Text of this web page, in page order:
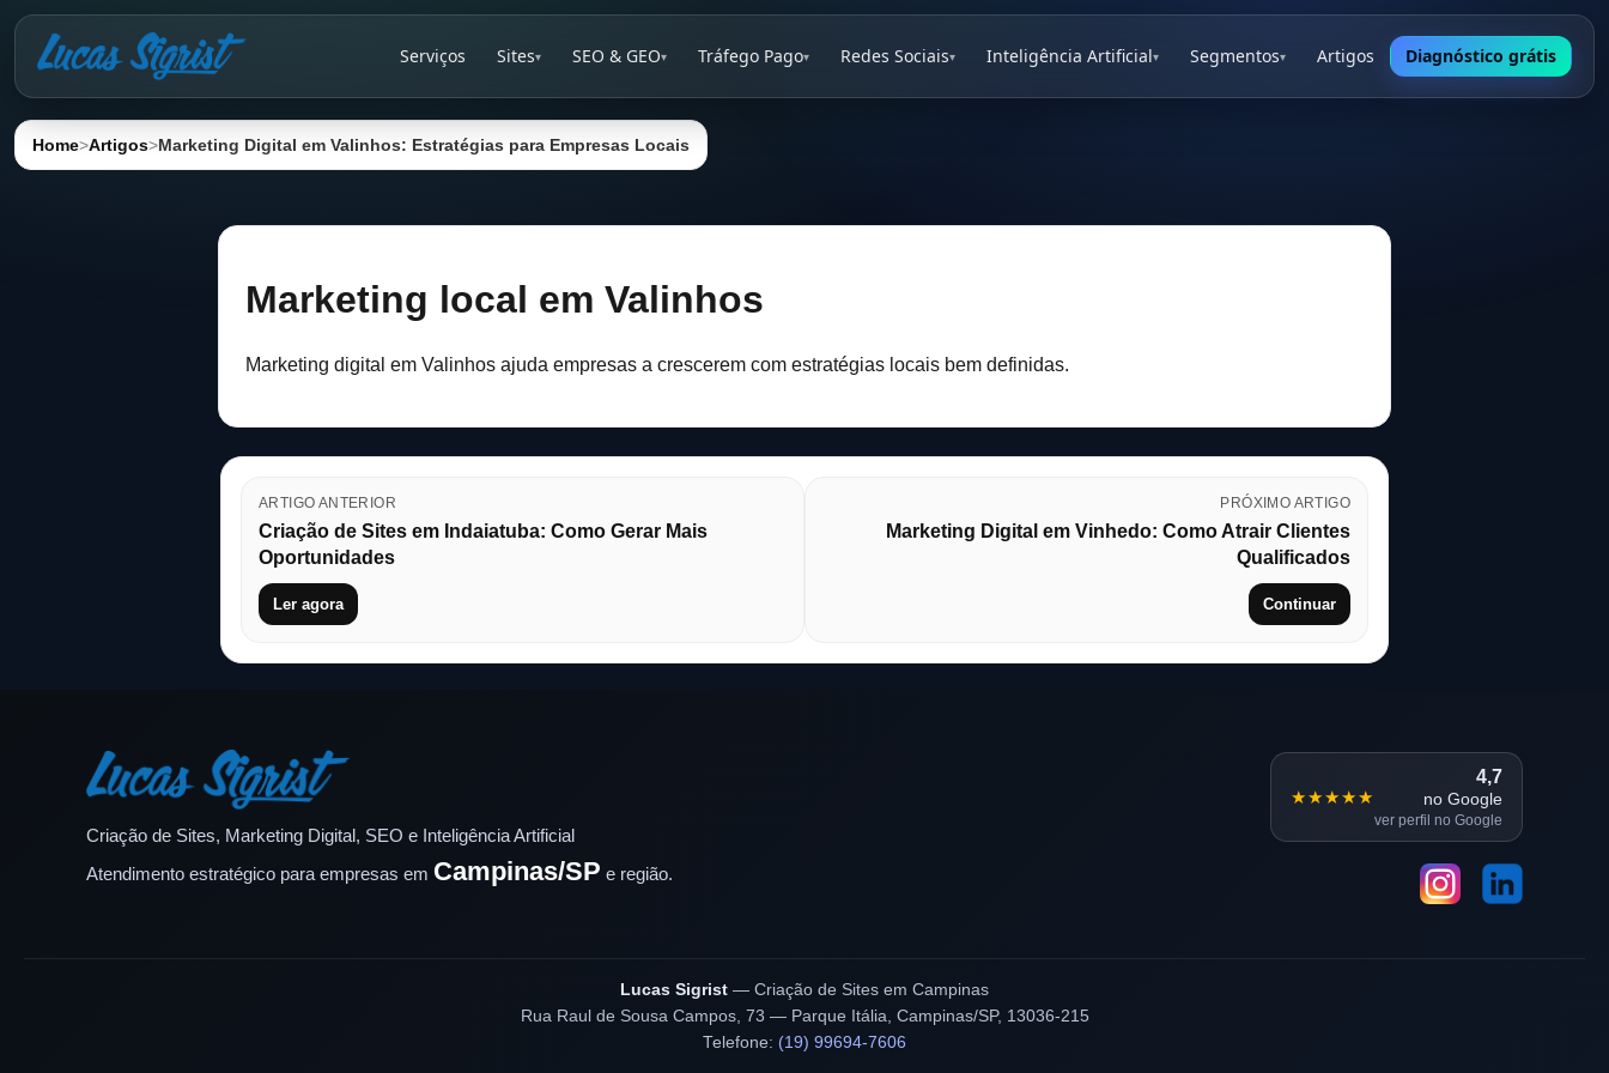
Serviços Sites▾ SEO & GEO▾ Tráfego Pago▾ Redes Sociais▾ Inteligência Artificial▾ Segmentos▾ Artigos Diagnóstico grátis
Home>Artigos>Marketing Digital em Valinhos: Estratégias para Empresas Locais
Marketing local em Valinhos
Marketing digital em Valinhos ajuda empresas a crescerem com estratégias locais bem definidas.
ARTIGO ANTERIOR
Criação de Sites em Indaiatuba: Como Gerar Mais
Oportunidades
Ler agora
PRÓXIMO ARTIGO
Marketing Digital em Vinhedo: Como Atrair Clientes
Qualificados
Continuar
Criação de Sites, Marketing Digital, SEO e Inteligência Artificial
Atendimento estratégico para empresas em Campinas/SP e região.
★★★★★
4,7
no Google
ver perfil no Google
Lucas Sigrist — Criação de Sites em Campinas
Rua Raul de Sousa Campos, 73 — Parque Itália, Campinas/SP, 13036-215
Telefone: (19) 99694-7606